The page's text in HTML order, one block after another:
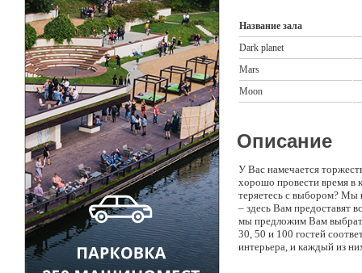
Название зала
Dark planet
Mars
Moon
Описание
У Вас намечается
хорошо провести время в
теряетесь с выбором? Мы
– здесь Вам предоставят
мы предложим Вам
30, 50 и 100 гостей
интерьера, и каждый из